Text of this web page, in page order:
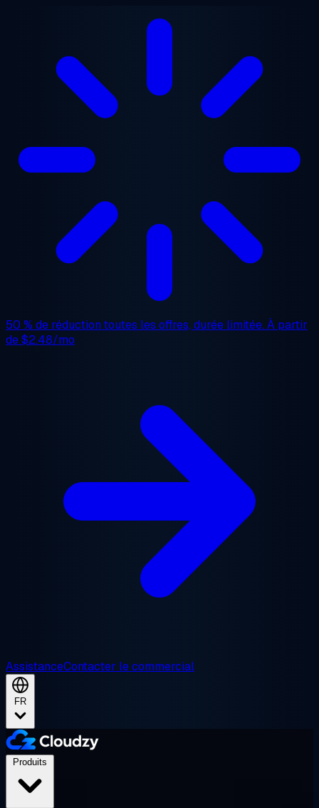
50 % de réduction toutes les offres, durée limitée. À partir
de$2.48/mo
AssistanceContacter le commercial
FR